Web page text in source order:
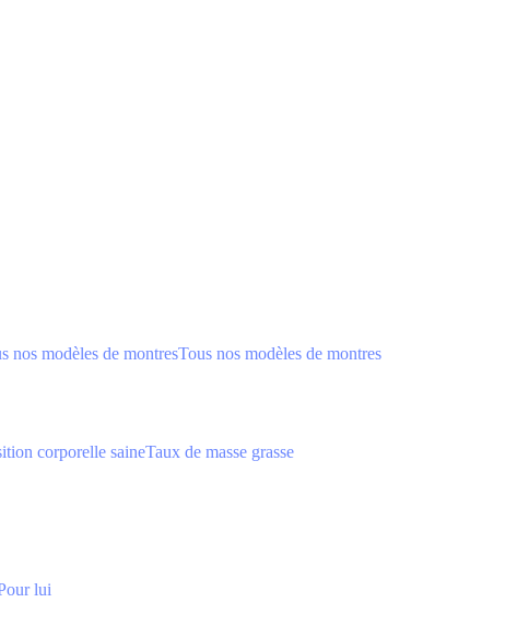
nos modèles de montresTous nos modèles de montres
corporelle saineTaux de masse grasse
lui